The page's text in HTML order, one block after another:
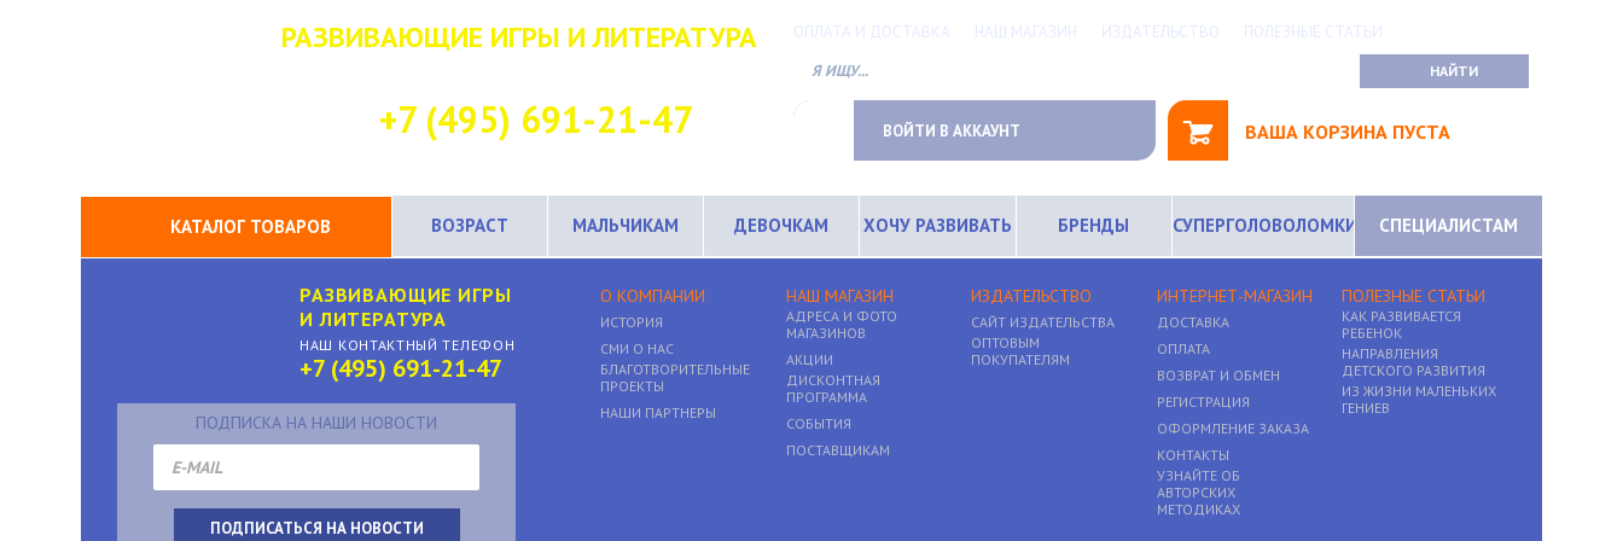
РАЗВИВАЮЩИЕ ИГРЫ И ЛИТЕРАТУРА
+7 (495) 691-21-47
ОПЛАТА И ДОСТАВКА НАШ МАГАЗИН ИЗДАТЕЛЬСТВО ПОЛЕЗНЫЕ СТАТЬИ
ВОЙТИ В АККАУНТ ВАША КОРЗИНА ПУСТА
КАТАЛОГ ТОВАРОВ ВОЗРАСТ МАЛЬЧИКАМ ДЕВОЧКАМ ХОЧУ РАЗВИВАТЬ БРЕНДЫ СУПЕРГОЛОВОЛОМКИ СПЕЦИАЛИСТАМ
РАЗВИВАЮЩИЕ ИГРЫ
И ЛИТЕРАТУРА
НАШ КОНТАКТНЫЙ ТЕЛЕФОН
+7 (495) 691-21-47
ПОДПИСКА НА НАШИ НОВОСТИ
О КОМПАНИИ
ИСТОРИЯ
СМИ О НАС
БЛАГОТВОРИТЕЛЬНЫЕ
ПРОЕКТЫ
НАШИ ПАРТНЕРЫ
НАШ МАГАЗИН
АДРЕСА И ФОТО
МАГАЗИНОВ
АКЦИИ
ДИСКОНТНАЯ
ПРОГРАММА
СОБЫТИЯ
ПОСТАВЩИКАМ
ИЗДАТЕЛЬСТВО
САЙТ ИЗДАТЕЛЬСТВА
ОПТОВЫМ
ПОКУПАТЕЛЯМ
ИНТЕРНЕТ-МАГАЗИН
ДОСТАВКА
ОПЛАТА
ВОЗВРАТ И ОБМЕН
РЕГИСТРАЦИЯ
ОФОРМЛЕНИЕ ЗАКАЗА
КОНТАКТЫ
УЗНАЙТЕ ОБ
АВТОРСКИХ
МЕТОДИКАХ
ПОЛЕЗНЫЕ СТАТЬИ
КАК РАЗВИВАЕТСЯ
РЕБЕНОК
НАПРАВЛЕНИЯ
ДЕТСКОГО РАЗВИТИЯ
ИЗ ЖИЗНИ МАЛЕНЬКИХ
ГЕНИЕВ